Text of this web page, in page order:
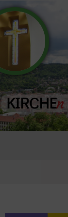
Evangelisch-
Freikirchliche
Gemeinde
KIRCHEn